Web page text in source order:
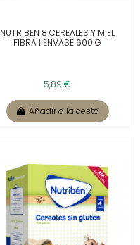
NUTRIBEN 8 CEREALES Y MIEL
FIBRA 1 ENVASE 600 G
5,89 €
Añadir a la cesta